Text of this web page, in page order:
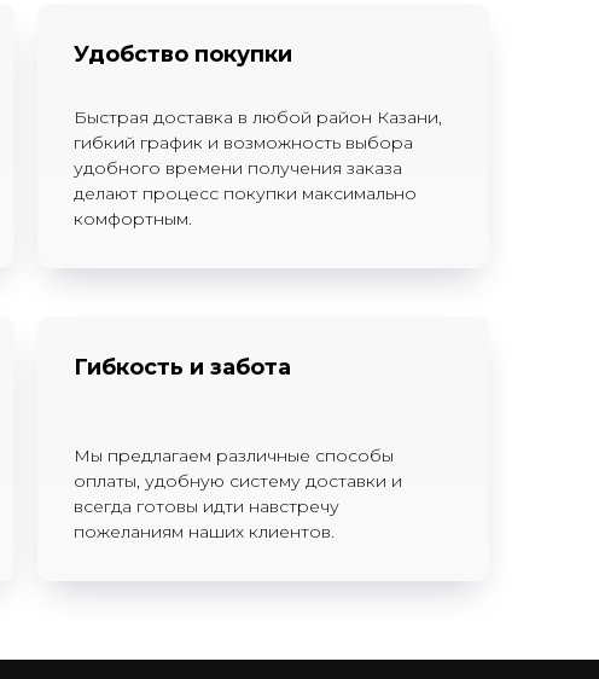
Удобство покупки
Быстрая доставка в любой район Казани,
гибкий график и возможность выбора
удобного времени получения заказа
делают процесс покупки максимально
комфортным.
Гибкость и забота
Мы предлагаем различные способы
оплаты, удобную систему доставки и
всегда готовы идти навстречу
пожеланиям наших клиентов.